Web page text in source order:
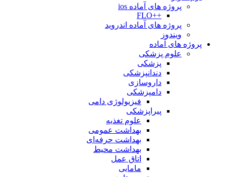
پروژه های آماده ios
++FLO
پروژه های آماده اندروید
ویندوز
پروژه های آماده
علوم پزشکی
پزشکی
دندانپزشکی
داروسازی
دامپزشکی
فیزیولوژی دامی
پیراپزشکی
علوم تغذیه
بهداشت عمومی
بهداشت حرفه‌ای
بهداشت محیط
اتاق عمل
مامایی